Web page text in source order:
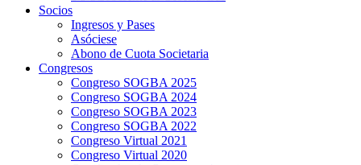
Socios
Ingresos y Pases
Asóciese
Abono de Cuota Societaria
Congresos
Congreso SOGBA 2025
Congreso SOGBA 2024
Congreso SOGBA 2023
Congreso SOGBA 2022
Congreso Virtual 2021
Congreso Virtual 2020